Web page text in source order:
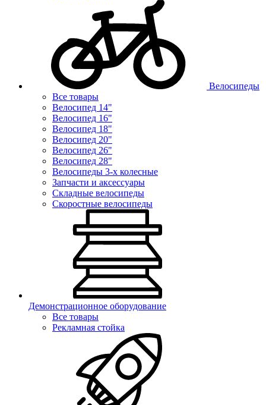
Велосипеды
Все товары
Велосипед 14"
Велосипед 16"
Велосипед 18"
Велосипед 20"
Велосипед 26"
Велосипед 28"
Велосипеды 3-х колесные
Запчасти и аксессуары
Складные велосипеды
Скоростные велосипеды
Демонстрационное оборудование
Все товары
Рекламная стойка